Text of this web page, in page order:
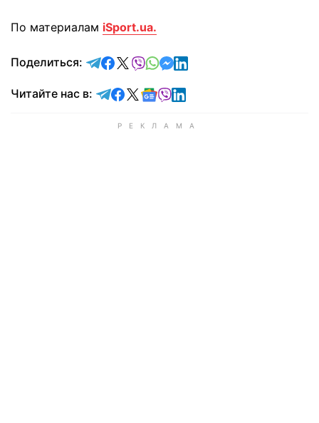
По материалам iSport.ua.
Поделиться: отправить в Telegram
поделиться в Facebook
поделиться в X
отправить в Viber
отправить в Whatsapp
отправить в Messenger
отправить в LinkedIn
Читайте нас в: Читайте в Telegram
Читайте в Facebook
Читайте в X
Читайте в Google news
Читайте в Viber
Читайте в LinkedIn